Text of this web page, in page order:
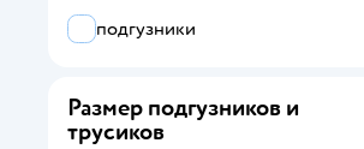
Все
подгузники
Размер подгузников и
трусиков